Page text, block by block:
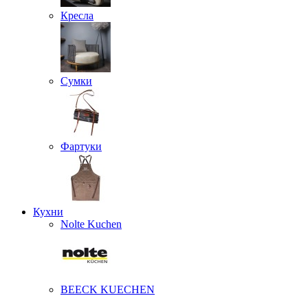
Кресла
Сумки
Фартуки
Кухни
Nolte Kuchen
BEECK KUECHEN